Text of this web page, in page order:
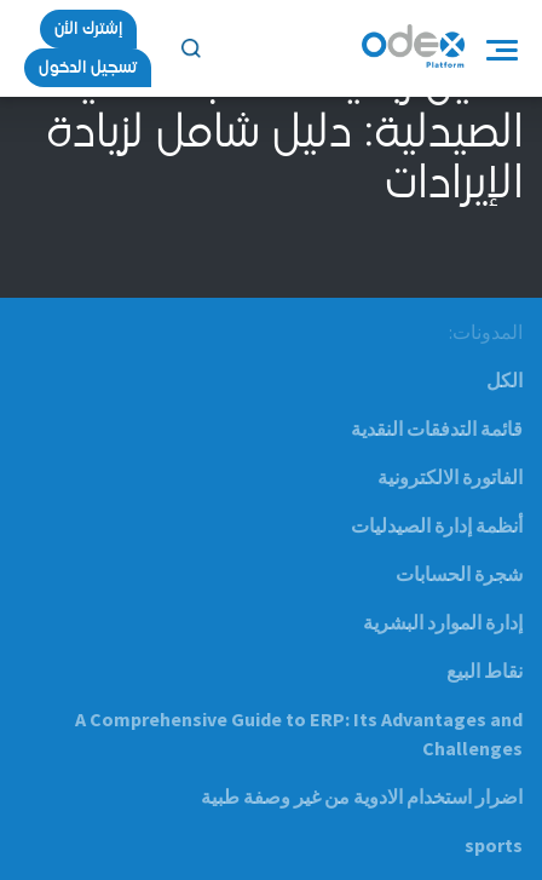
إشترك الأن
تسجيل الدخول
تحليل ربحية المنتجات في
الصيدلية: دليل شامل لزيادة
الإيرادات
المدونات:
الكل
قائمة التدفقات النقدية
الفاتورة الالكترونية
أنظمة إدارة الصيدليات
شجرة الحسابات
إدارة الموارد البشرية
نقاط البيع
A Comprehensive Guide to ERP: Its Advantages and
Challenges
اضرار استخدام الادوية من غير وصفة طبية
sports